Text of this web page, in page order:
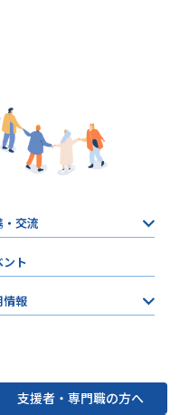
・交流
ント
情報
支援者・専門職の方へ